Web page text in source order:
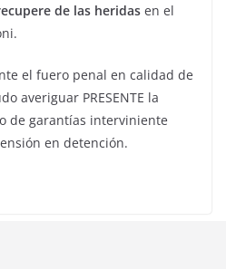
de las heridas en el
el fuero penal en calidad de
averiguar PRESENTE la
de garantías interviniente
en detención.